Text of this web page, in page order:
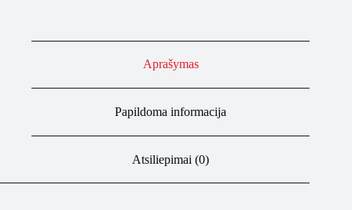
Aprašymas
Papildoma informacija
Atsiliepimai (0)